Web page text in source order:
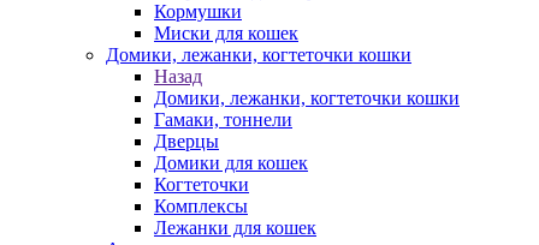
Кормушки
Миски для кошек
Домики, лежанки, когтеточки кошки
Назад
Домики, лежанки, когтеточки кошки
Гамаки, тоннели
Дверцы
Домики для кошек
Когтеточки
Комплексы
Лежанки для кошек